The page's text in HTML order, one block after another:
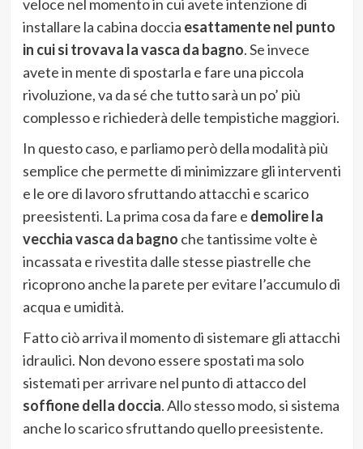
veloce nel momento in cui avete intenzione di
installare la cabina doccia esattamente nel punto
in cui si trovava la vasca da bagno. Se invece
avete in mente di spostarla e fare una piccola
rivoluzione, va da sé che tutto sarà un po’ più
complesso e richiederà delle tempistiche maggiori.
In questo caso, e parliamo però della modalità più
semplice che permette di minimizzare gli interventi
e le ore di lavoro sfruttando attacchi e scarico
preesistenti. La prima cosa da fare e demolire la
vecchia vasca da bagno che tantissime volte è
incassata e rivestita dalle stesse piastrelle che
ricoprono anche la parete per evitare l’accumulo di
acqua e umidità.
Fatto ciò arriva il momento di sistemare gli attacchi
idraulici. Non devono essere spostati ma solo
sistemati per arrivare nel punto di attacco del
soffione della doccia. Allo stesso modo, si sistema
anche lo scarico sfruttando quello preesistente.